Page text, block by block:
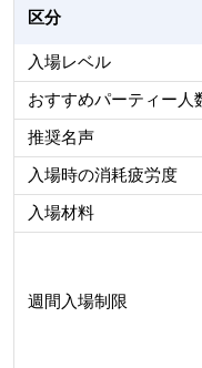
区分
入場レベル
おすすめパーティー人
推奨名声
入場時の消耗疲労度
入場材料
週間入場制限